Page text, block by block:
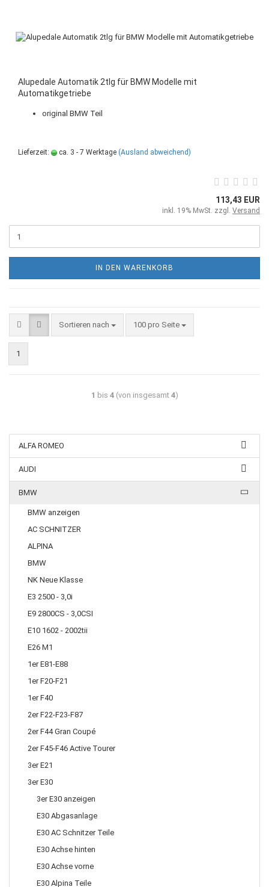
Alupedale Automatik 2tlg für BMW Modelle mit
Automatikgetriebe
original BMW Teil
Lieferzeit: ca. 3 - 7 Werktage (Ausland abweichend)
113,43 EUR
inkl. 19% MwSt. zzgl. Versand
IN DEN WARENKORB
Sortieren nach 100 pro Seite
1
1 bis 4(von insgesamt 4)
ALFA ROMEO
AUDI
BMW
BMW anzeigen
AC SCHNITZER
ALPINA
BMW
NK Neue Klasse
E3 2500 - 3,0i
E9 2800CS - 3,0CSI
E10 1602 - 2002tii
E26 M1
1er E81-E88
1er F20-F21
1er F40
2er F22-F23-F87
2er F44 Gran Coupé
2er F45-F46 Active Tourer
3er E21
3er E30
3er E30 anzeigen
E30 Abgasanlage
E30 AC Schnitzer Teile
E30 Achse hinten
E30 Achse vorne
E30 Alpina Teile